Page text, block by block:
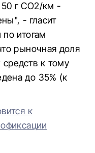
г CO2/км -
- гласит
итогам
рыночная доля
к тому
до 35% (к
к